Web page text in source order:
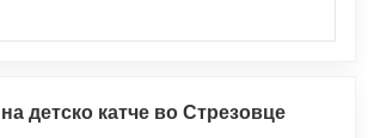
детско катче во Стрезовце